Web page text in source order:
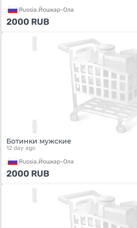
Russia,Йошкар-Ола
2000 RUB
Ботинки мужские
12 day ago
Russia,Йошкар-Ола
2000 RUB